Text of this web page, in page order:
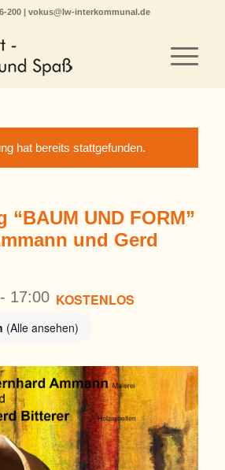
200 | vokus@lw-interkommunal.de
hat bereits stattgefunden.
“BAUM UND FORM”
und Gerd
17:00
(Alle ansehen)
KOSTENLOS